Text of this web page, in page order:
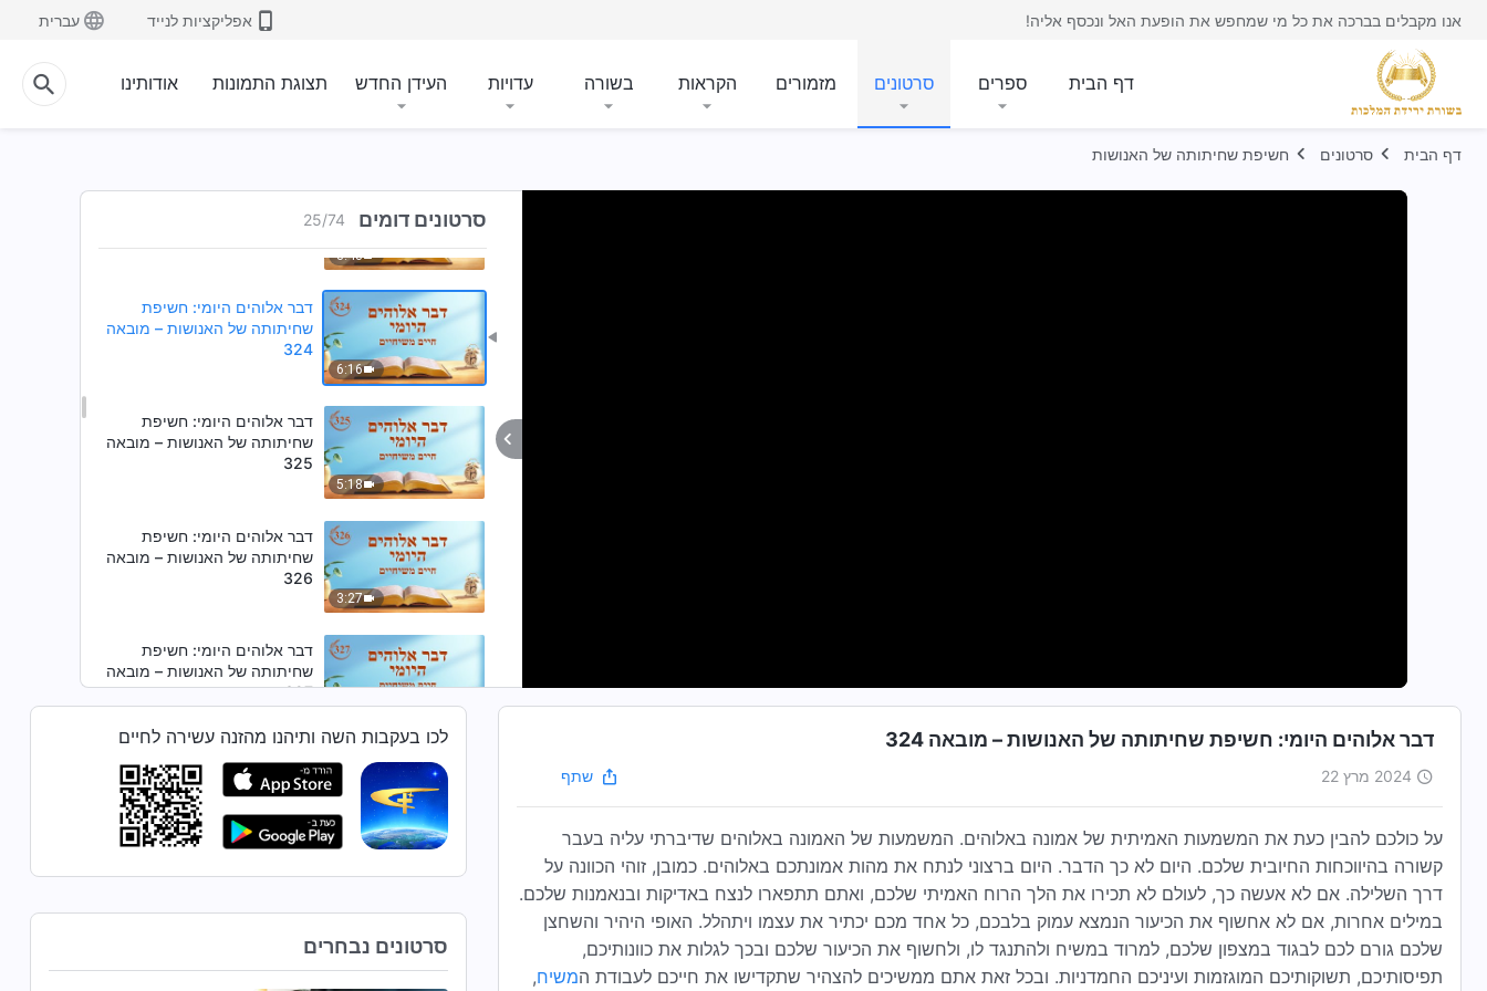
אנו מקבלים בברכה את כל מי שמחפש את הופעת האל ונכסף אליה! אפליקציות לנייד עברית
דף הבית ספרים סרטונים מזמורים הקראות בשורה עדויות העידן החדש תצוגת התמונות אודותינו
דף הבית סרטונים חשיפת שחיתותה של האנושות
סרטונים דומים 25/74
דבר אלוהים היומי: חשיפת
8:43
דבר אלוהים היומי: חשיפת
שחיתותה של האנושות – מובאה
6:16
דבר אלוהים היומי: חשיפת
שחיתותה של האנושות – מובאה
324
5:18
דבר אלוהים היומי: חשיפת
שחיתותה של האנושות – מובאה
325
3:27
דבר אלוהים היומי: חשיפת
שחיתותה של האנושות – מובאה
326
דבר אלוהים היומי: חשיפת
שחיתותה של האנושות – מובאה
327
7:58
דבר אלוהים היומי: חשיפת
שחיתותה של האנושות – מובאה
5:18
דבר אלוהים היומי: חשיפת
דבר אלוהים היומי: חשיפת שחיתותה של האנושות – מובאה 324
2024 מרץ 22 שתף
על כולכם להבין כעת את המשמעות האמיתית של אמונה באלוהים. המשמעות של האמונה באלוהים שדיברתי עליה בעבר
קשורה בהיווכחות החיובית שלכם. היום לא כך הדבר. היום ברצוני לנתח את מהות אמונתכם באלוהים. כמובן, זוהי הכוונה על
דרך השלילה. אם לא אעשה כך, לעולם לא תכירו את הלך הרוח האמיתי שלכם, ואתם תתפארו לנצח באדיקות ובנאמנות שלכם.
במילים אחרות, אם לא אחשוף את הכיעור הנמצא עמוק בלבכם, כל אחד מכם יכתיר את עצמו ויתהלל. האופי היהיר והשחצן
שלכם גורם לכם לבגוד במצפון שלכם, למרוד במשיח ולהתנגד לו, ולחשוף את הכיעור שלכם ובכך לגלות את כוונותיכם,
תפיסותיכם, תשוקותיכם המוגזמות ועיניכם החמדניות. ובכל זאת אתם ממשיכים להצהיר שתקדישו את חייכם לעבודת המשיח,
לכו בעקבות השה ותיהנו מהזנה עשירה לחיים
סרטונים נבחרים